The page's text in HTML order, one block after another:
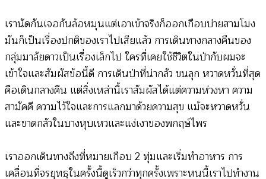
เรานัดกันเจอกันล้อหมุนแต่เอาเข้าจริงก็ออกเกือบบ่ายสามโมง
มันก็เป็นเรื่องปกติของเราไปเสียแล้ว การเดินทางกลางคืนของ
กลุ่มมาลัยดาวเป็นเรื่องเล็กไป ใครที่เคยใช้ชีวิตในป่ากับผมจะ
เข้าใจและสัมผัสข้อนี้ดี การเดินป่าที่น่ากลัว ขนลุก หวาดหวั่นที่สุด
คือเดินกลางคืน แต่สิ่งเหล่านี้เราสัมผัสได้แต่ความห่วงหา ความ
สามัคคี ความไว้ใจและการแลกมาด้วยความสุข แม้จะหวาดหวั่น
และขาดกลัวในบางหุบเหวและแง่เงาของพกฤษ์ไพร
เราออกเดินทางถึงที่หมายเกือบ 2 ทุ่มและเริ่มทำอาหาร การ
เคลื่อนที่จรยุทธฺในครั้งนี้ดูเร็วกว่าทุกครั้งเพราะหนนี้เราไปทำงาน